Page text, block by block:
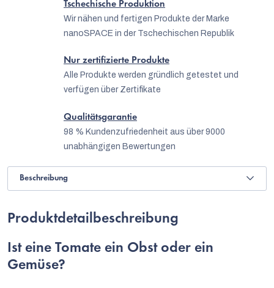
Tschechische Produktion
Wir nähen und fertigen Produkte der Marke
nanoSPACE in der Tschechischen Republik
Nur zertifizierte Produkte
Alle Produkte werden gründlich getestet und
verfügen über Zertifikate
Qualitätsgarantie
98 % Kundenzufriedenheit aus über 9000
unabhängigen Bewertungen
Beschreibung
Produktdetailbeschreibung
Ist eine Tomate ein Obst oder ein
Gemüse?